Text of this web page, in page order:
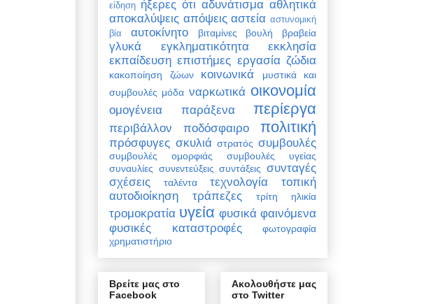
είδηση ήξερες ότι αδυνάτισμα αθλητικά
αποκαλύψεις απόψεις αστεία αστυνομική
βία
αυτοκίνητο βιταμίνες βουλή βραβεία
γλυκά εγκληματικότητα
εκκλησία
εκπαίδευση επιστήμες εργασία ζώδια
κακοποίηση ζώων κοινωνικά
μυστικά και
συμβουλές μόδα ναρκωτικά οικονομία
ομογένεια παράξενα περίεργα
περιβάλλον ποδόσφαιρο πολιτική
πρόσφυγες σκυλιά στρατός συμβουλές
συμβουλές ομορφιάς
συμβουλές υγείας
συναυλίες συνεντεύξεις συντάξεις συνταγές
σχέσεις
ταλέντα τεχνολογία
τοπική
αυτοδιοίκηση
τράπεζες τρίτη ηλικία
τρομοκρατία υγεία φυσικά φαινόμενα
φυσικές καταστροφές
φωτογραφία
χρηματιστήριο
Βρείτε μας στο
Facebook
Ακολουθήστε μας
στο Twitter